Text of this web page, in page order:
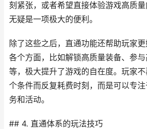
刻紧张，或者希望直接体验游戏高质量
无疑是一项极大的便利。
除了这些之后，直通功能还帮助玩家
各个方面，比如解锁高质量装备、参
等，极大提升了游戏的自在度。玩家
个条件而反复耗费时刻，而是可以专
务和活动。
## 4. 直通体系的玩法技巧